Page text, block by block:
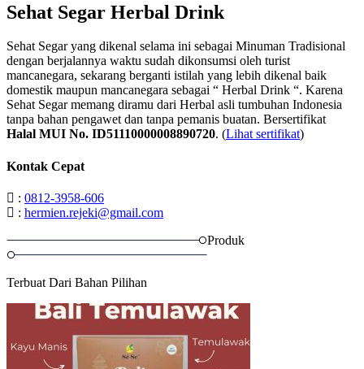
Sehat Segar Herbal Drink
Sehat Segar yang dikenal selama ini sebagai Minuman Tradisional
dengan berjalannya waktu sudah dikonsumsi oleh turist
mancanegara, sekarang berganti istilah yang lebih dikenal baik
domestik maupun mancanegara sebagai “ Herbal Drink “. Karena
Sehat Segar memang diramu dari Herbal asli tumbuhan Indonesia
tanpa bahan pengawet dan tanpa pemanis buatan. Bersertifikat
Halal MUI No. ID51110000008890720. (Lihat sertifikat)
Kontak Cepat
: 0812-3958-606
: hermien.rejeki@gmail.com
Produk
Terbuat Dari Bahan Pilihan